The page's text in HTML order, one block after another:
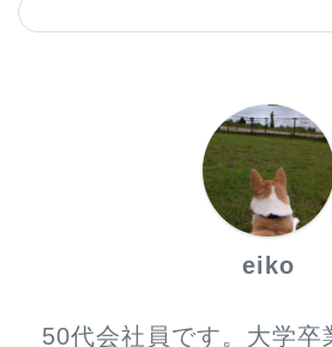
eiko
50代会社員です。大学